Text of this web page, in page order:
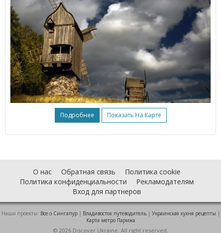
Подробнее Показать На Карте
О нас Обратная связь
Политика cookie
Политика конфиденциальности
Рекламодателям
Вход для партнеров
Наши проекты: Все о Cингапур| Владивосток путеводитель| Украинская кухня рецепты |
Карта метро Парижа
© 2026 Discover Ukraine. All right reserved.